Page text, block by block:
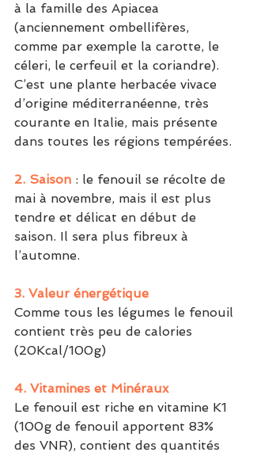
à la famille des Apiacea
(anciennement ombellifères,
comme par exemple la carotte, le
céleri, le cerfeuil et la coriandre).
C’est une plante herbacée vivace
d’origine méditerranéenne, très
courante en Italie, mais présente
dans toutes les régions tempérées.
2. Saison : le fenouil se récolte de
mai à novembre, mais il est plus
tendre et délicat en début de
saison. Il sera plus fibreux à
l’automne.
3. Valeur énergétique
Comme tous les légumes le fenouil
contient très peu de calories
(20Kcal/100g)
4. Vitamines et Minéraux
Le fenouil est riche en vitamine K1
(100g de fenouil apportent 83%
des VNR), contient des quantités